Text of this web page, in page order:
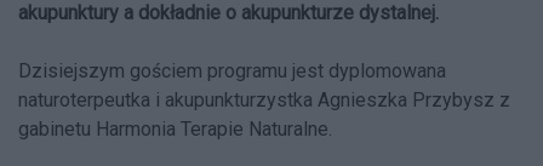
akupunktury a dokładnie o akupunkturze dystalnej.
Dzisiejszym gościem programu jest dyplomowana
naturoterpeutka i akupunkturzystka Agnieszka Przybysz z
gabinetu Harmonia Terapie Naturalne.